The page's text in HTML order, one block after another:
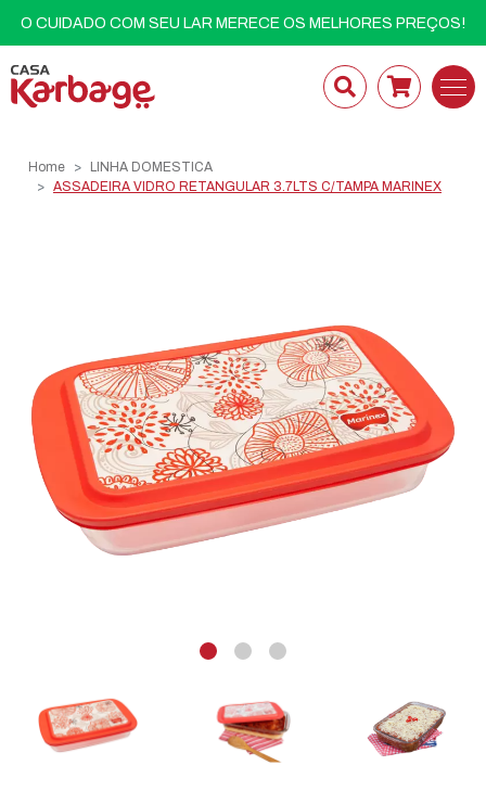
O CUIDADO COM SEU LAR MERECE OS MELHORES PREÇOS!
Home
LINHA DOMESTICA
ASSADEIRA VIDRO RETANGULAR 3.7LTS C/TAMPA MARINEX